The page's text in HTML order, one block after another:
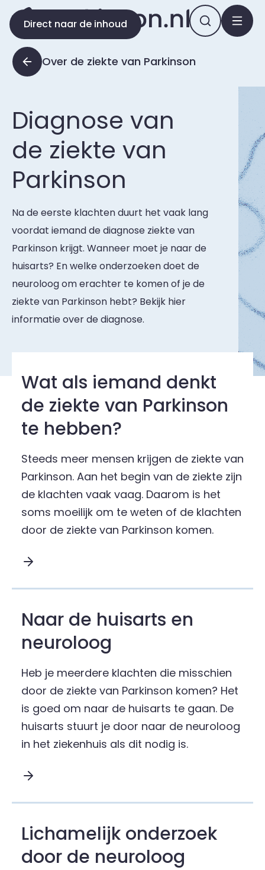
Direct naar de inhoud
Over de ziekte van Parkinson
Diagnose van
de ziekte van
Parkinson
Na de eerste klachten duurt het vaak lang
voordat iemand de diagnose ziekte van
Parkinson krijgt. Wanneer moet je naar de
huisarts? En welke onderzoeken doet de
neuroloog om erachter te komen of je de
ziekte van Parkinson hebt? Bekijk hier
informatie over de diagnose.
Artikelen
Wat als iemand denkt
de ziekte van Parkinson
te hebben?
Steeds meer mensen krijgen de ziekte van
Parkinson. Aan het begin van de ziekte zijn
de klachten vaak vaag. Daarom is het
soms moeilijk om te weten of de klachten
door de ziekte van Parkinson komen.
Naar de huisarts en
neuroloog
Heb je meerdere klachten die misschien
door de ziekte van Parkinson komen? Het
is goed om naar de huisarts te gaan. De
huisarts stuurt je door naar de neuroloog
in het ziekenhuis als dit nodig is.
Lichamelijk onderzoek
door de neuroloog